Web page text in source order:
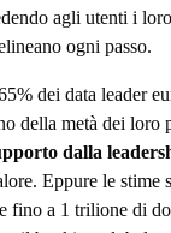
agli utenti i
ogni passo.
dei data leader
della metà dei
dalla
Eppure le stime
fino a 1 trilione di